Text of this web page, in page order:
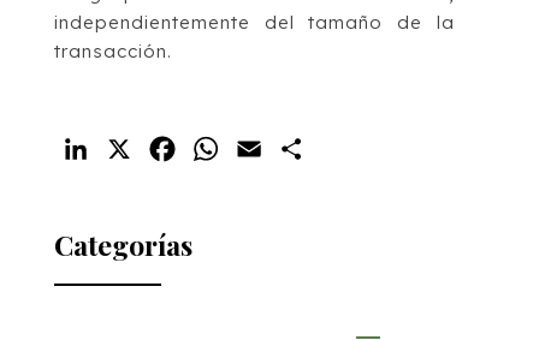
independientemente del tamaño de la
transacción.
LinkedIn FacebookWhatsApp
Email
Categorías